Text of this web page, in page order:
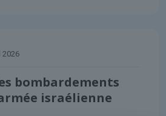
2026
bombardements
israélienne